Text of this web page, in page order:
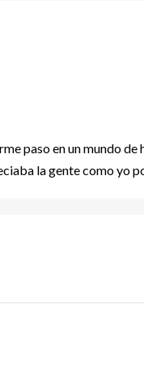
paso en un mundo de
la gente como yo